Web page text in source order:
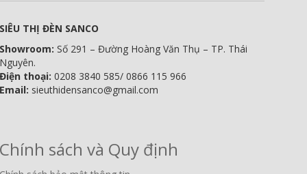
SIÊU THỊ ĐÈN SANCO
Showroom:Số 291 – Đường Hoàng Văn Thụ – TP. Thái
Nguyên.
Điện thoại: 0208 3840 585/ 0866 115 966
Email: sieuthidensanco@gmail.com
Chính sách và Quy định